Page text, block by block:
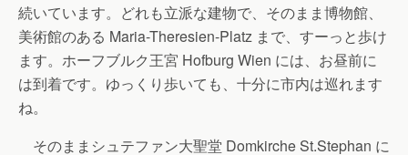
続いています。どれも立派な建物で、そのまま博物館、
美術館のある Maria-Theresien-Platz まで、すーっと歩け
ます。ホーフブルク王宮 Hofburg Wien には、お昼前に
は到着です。ゆっくり歩いても、十分に市内は巡れます
ね。
そのままシュテファン大聖堂 Domkirche St.Stephan に